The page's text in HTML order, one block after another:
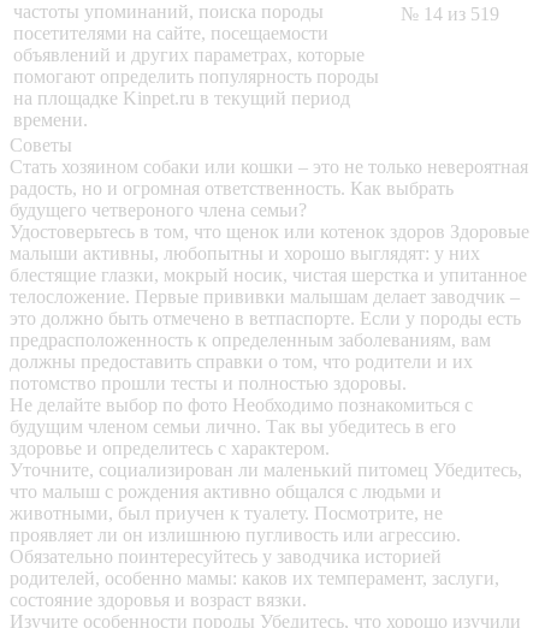
частоты упоминаний, поиска породы
посетителями на сайте, посещаемости
объявлений и других параметрах, которые
помогают определить популярность породы
на площадке Kinpet.ru в текущий период
времени.
№ 14 из 519
Советы
Стать хозяином собаки или кошки – это не только невероятная
радость, но и огромная ответственность. Как выбрать
будущего четвероного члена семьи?
Удостоверьтесь в том, что щенок или котенок здоров Здоровые
малыши активны, любопытны и хорошо выглядят: у них
блестящие глазки, мокрый носик, чистая шерстка и упитанное
телосложение. Первые прививки малышам делает заводчик –
это должно быть отмечено в ветпаспорте. Если у породы есть
предрасположенность к определенным заболеваниям, вам
должны предоставить справки о том, что родители и их
потомство прошли тесты и полностью здоровы.
Не делайте выбор по фото Необходимо познакомиться с
будущим членом семьи лично. Так вы убедитесь в его
здоровье и определитесь с характером.
Уточните, социализирован ли маленький питомец Убедитесь,
что малыш с рождения активно общался с людьми и
животными, был приучен к туалету. Посмотрите, не
проявляет ли он излишнюю пугливость или агрессию.
Обязательно поинтересуйтесь у заводчика историей
родителей, особенно мамы: каков их темперамент, заслуги,
состояние здоровья и возраст вязки.
Изучите особенности породы Убедитесь, что хорошо изучили